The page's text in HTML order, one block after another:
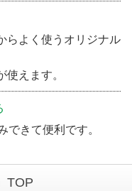
らよく使うオリジナル
えます。
できて便利です。
TOP